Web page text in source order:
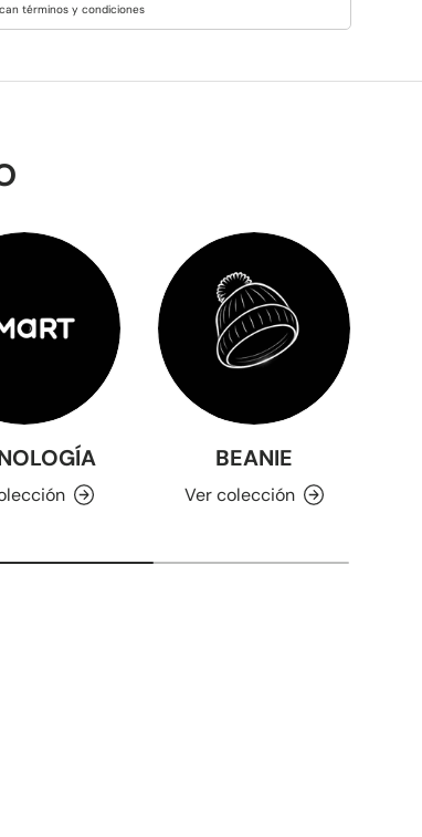
términos y condiciones
BEANIE
Ver colección